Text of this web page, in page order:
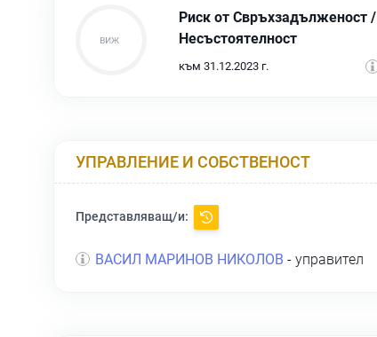
Риск от Свръхзадълженост /
Несъстоятелност
към 31.12.2023 г.
УПРАВЛЕНИЕ И СОБСТВЕНОСТ
Представляващ/и:
ВАСИЛ МАРИНОВ НИКОЛОВ - управител